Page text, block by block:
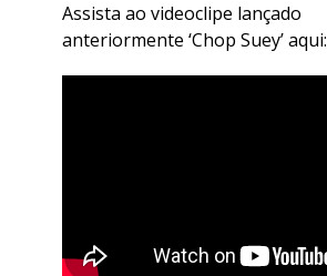
Assista ao videoclipe lançado
anteriormente ‘Chop Suey’ aqui: